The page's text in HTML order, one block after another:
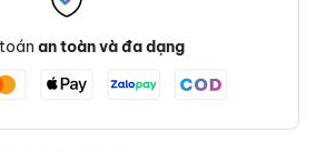
an toàn và đa dạng